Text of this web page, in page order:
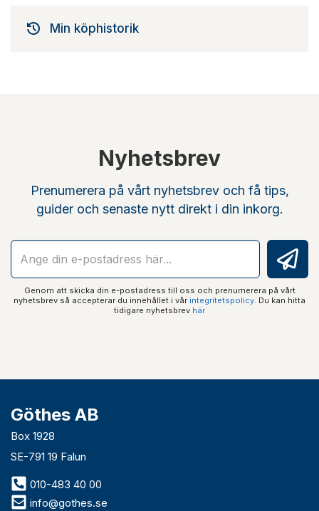
Min köphistorik
Nyhetsbrev
Prenumerera på vårt nyhetsbrev och få tips,
guider och senaste nytt direkt i din inkorg.
Genom att skicka din e-postadress till oss och prenumerera på vårt
nyhetsbrev så accepterar du innehållet i vår integritetspolicy. Du kan hitta
tidigare nyhetsbrev här
Göthes AB
Box 1928
SE-791 19 Falun
010-483 40 00
info@gothes.se